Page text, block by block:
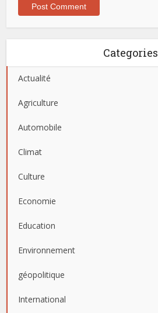
Categories
Actualité
Agriculture
Automobile
Climat
Culture
Economie
Education
Environnement
géopolitique
International